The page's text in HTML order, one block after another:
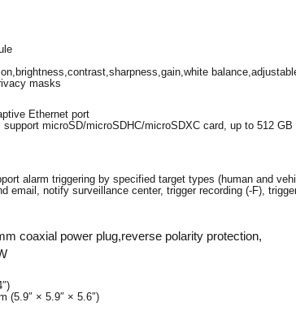
masks
Ethernet port
microSD/microSDHC/microSDXC card, up to 512 GB
alarm triggering by specified target types (human and
email, notify surveillance center, trigger recording (-F),
coaxial power plug,reverse polarity protection,
(5.9″ × 5.9″ × 5.6″)